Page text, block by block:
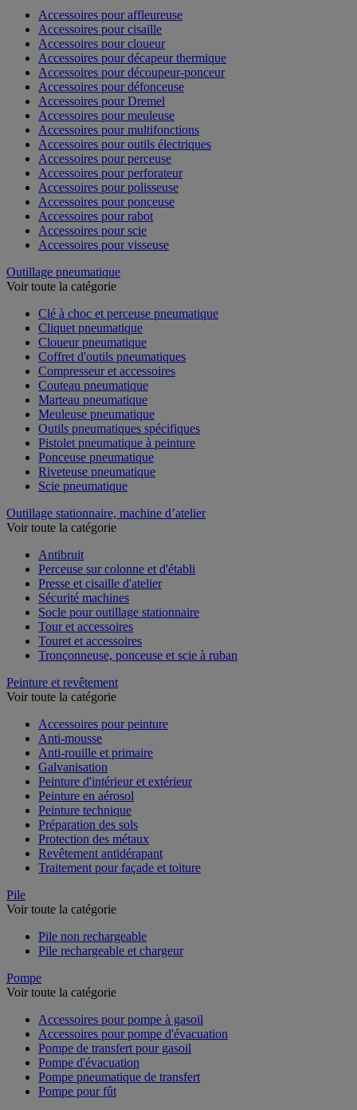
Accessoires pour affleureuse
Accessoires pour cisaille
Accessoires pour cloueur
Accessoires pour décapeur thermique
Accessoires pour découpeur-ponceur
Accessoires pour défonceuse
Accessoires pour Dremel
Accessoires pour meuleuse
Accessoires pour multifonctions
Accessoires pour outils électriques
Accessoires pour perceuse
Accessoires pour perforateur
Accessoires pour polisseuse
Accessoires pour ponceuse
Accessoires pour rabot
Accessoires pour scie
Accessoires pour visseuse
Outillage pneumatique
Voir toute la catégorie
Clé à choc et perceuse pneumatique
Cliquet pneumatique
Cloueur pneumatique
Coffret d'outils pneumatiques
Compresseur et accessoires
Couteau pneumatique
Marteau pneumatique
Meuleuse pneumatique
Outils pneumatiques spécifiques
Pistolet pneumatique à peinture
Ponceuse pneumatique
Riveteuse pneumatique
Scie pneumatique
Outillage stationnaire, machine d’atelier
Voir toute la catégorie
Antibruit
Perceuse sur colonne et d'établi
Presse et cisaille d'atelier
Sécurité machines
Socle pour outillage stationnaire
Tour et accessoires
Touret et accessoires
Tronçonneuse, ponceuse et scie à ruban
Peinture et revêtement
Voir toute la catégorie
Accessoires pour peinture
Anti-mousse
Anti-rouille et primaire
Galvanisation
Peinture d'intérieur et extérieur
Peinture en aérosol
Peinture technique
Préparation des sols
Protection des métaux
Revêtement antidérapant
Traitement pour façade et toiture
Pile
Voir toute la catégorie
Pile non rechargeable
Pile rechargeable et chargeur
Pompe
Voir toute la catégorie
Accessoires pour pompe à gasoil
Accessoires pour pompe d'évacuation
Pompe de transfert pour gasoil
Pompe d'évacuation
Pompe pneumatique de transfert
Pompe pour fût